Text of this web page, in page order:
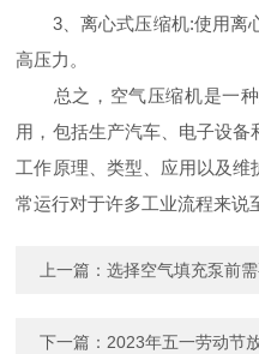
3、离心式压缩机:使用离
高压力。
总之，空气压缩机是一种
用，包括生产汽车、电子设
工作原理、类型、应用以及
常运行对于许多工业流程来说
上一篇：选择空气填充泵前
下一篇： 2023年五一劳动节